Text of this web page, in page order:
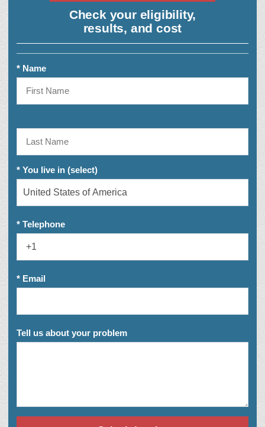
Check your eligibility,
results, and cost
* Name
* You live in (select)
* Telephone
* Email
Tell us about your problem